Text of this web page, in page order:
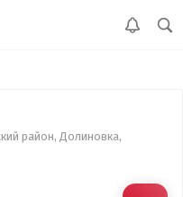
район, Долиновка,